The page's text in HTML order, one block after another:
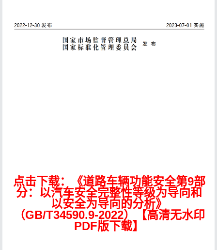
点击下载：《道路车辆功能安全第9部
分：以汽车安全完整性等级为导向和
以安全为导向的分析》
（GB/T34590.9-2022）【高清无水印
PDF版下载】